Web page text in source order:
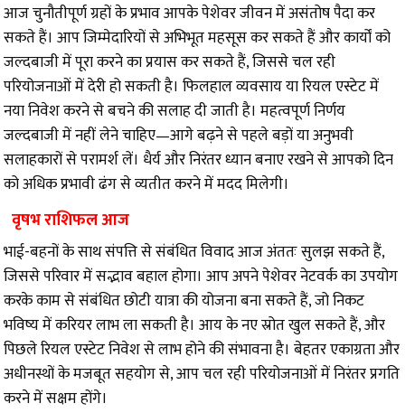
आज चुनौतीपूर्ण ग्रहों के प्रभाव आपके पेशेवर जीवन में असंतोष पैदा कर
सकते हैं। आप जिम्मेदारियों से अभिभूत महसूस कर सकते हैं और कार्यों को
जल्दबाजी में पूरा करने का प्रयास कर सकते हैं, जिससे चल रही
परियोजनाओं में देरी हो सकती है। फिलहाल व्यवसाय या रियल एस्टेट में
नया निवेश करने से बचने की सलाह दी जाती है। महत्वपूर्ण निर्णय
जल्दबाजी में नहीं लेने चाहिए—आगे बढ़ने से पहले बड़ों या अनुभवी
सलाहकारों से परामर्श लें। धैर्य और निरंतर ध्यान बनाए रखने से आपको दिन
को अधिक प्रभावी ढंग से व्यतीत करने में मदद मिलेगी।
वृषभ राशिफल आज
भाई-बहनों के साथ संपत्ति से संबंधित विवाद आज अंततः सुलझ सकते हैं,
जिससे परिवार में सद्भाव बहाल होगा। आप अपने पेशेवर नेटवर्क का उपयोग
करके काम से संबंधित छोटी यात्रा की योजना बना सकते हैं, जो निकट
भविष्य में करियर लाभ ला सकती है। आय के नए स्रोत खुल सकते हैं, और
पिछले रियल एस्टेट निवेश से लाभ होने की संभावना है। बेहतर एकाग्रता और
अधीनस्थों के मजबूत सहयोग से, आप चल रही परियोजनाओं में निरंतर प्रगति
करने में सक्षम होंगे।